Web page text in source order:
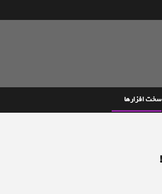
سخت افزارها